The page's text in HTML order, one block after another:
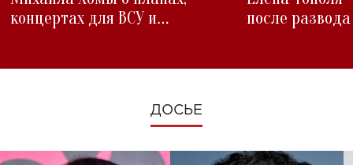
концертах для ВСУ и
после развода
ДОСЬЕ